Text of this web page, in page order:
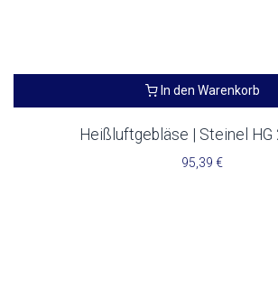
In den Warenkorb
Heißluftgebläse | Steinel HG
95,39 €